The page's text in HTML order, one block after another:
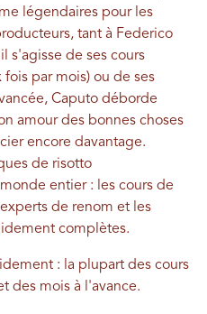
légendaires pour les
tant à Federico
s'agisse de ses cours
par mois) ou de ses
Caputo déborde
amour des bonnes choses
encore davantage.
de risotto
entier : les cours de
de renom et les
complètes.
: la plupart des cours
des mois à l'avance.